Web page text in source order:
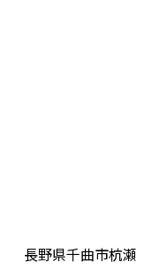
長野県千曲市杭瀬